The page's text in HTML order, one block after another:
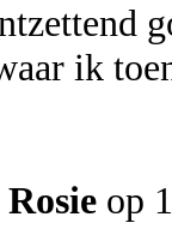
ik
Rosie op